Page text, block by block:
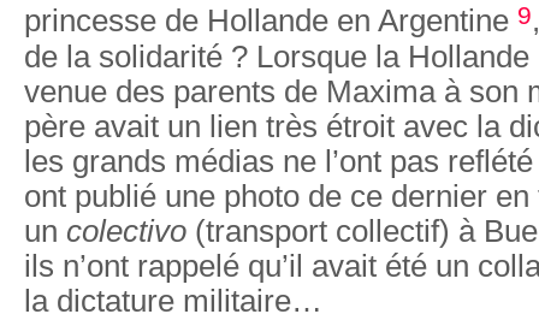
princesse de Hollande en Argentine 9
de la solidarité ? Lorsque la Hollande
venue des parents de Maxima à son
père avait un lien très étroit avec la
les grands médias ne l’ont pas
ont publié une photo de ce dernier
un colectivo (transport collectif) à
ils n’ont rappelé qu’il avait été un
la dictature militaire…